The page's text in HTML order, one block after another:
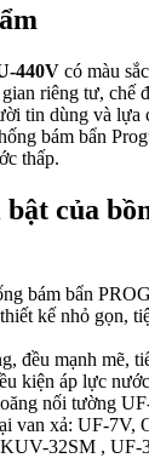
440V có màu
riêng tư, chế
tin dùng và lựa
bám bẩn
thấp.
của
bám bẩn
kế nhỏ gọn,
đều mạnh mẽ,
kiện áp lực
nối tường
van xả: UF-7V,
32SM , UF-